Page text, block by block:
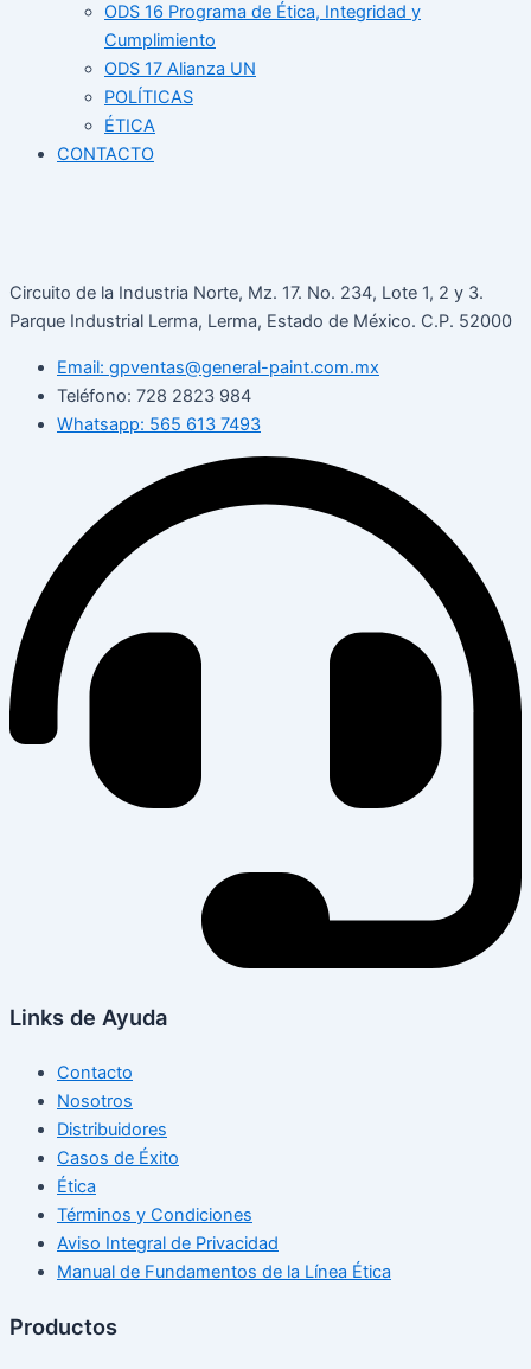
ODS 16 Programa de Ética, Integridad y
Cumplimiento
ODS 17 Alianza UN
POLÍTICAS
ÉTICA
CONTACTO
Circuito de la Industria Norte, Mz. 17. No. 234, Lote 1, 2 y 3.
Parque Industrial Lerma, Lerma, Estado de México. C.P. 52000
Email: gpventas@general-paint.com.mx
Teléfono: 728 2823 984
Whatsapp: 565 613 7493
Links de Ayuda
Contacto
Nosotros
Distribuidores
Casos de Éxito
Ética
Términos y Condiciones
Aviso Integral de Privacidad
Manual de Fundamentos de la Línea Ética
Productos